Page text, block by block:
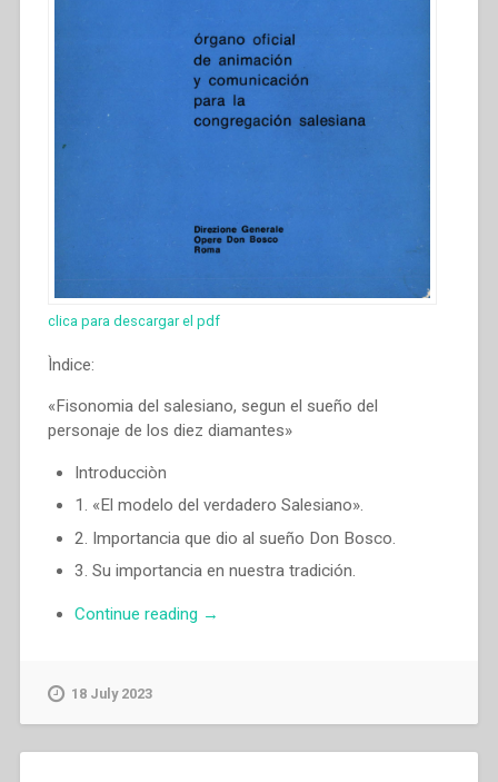
clica para descargar el pdf
Ìndice:
«Fisonomia del salesiano, segun el sueño del
personaje de los diez diamantes»
Introducciòn
1. «El modelo del verdadero Salesiano».
2. Importancia que dio al sueño Don Bosco.
3. Su importancia en nuestra tradición.
Continue reading “Egidio
→
18 July 2023